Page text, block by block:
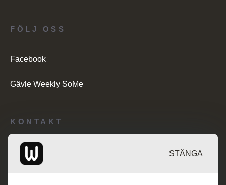
KONTAKT
Redaktionen: desk@maratongroup.com
FÖLJ OSS
Facebook
Gävle Weekly SoMe
STÄNGA